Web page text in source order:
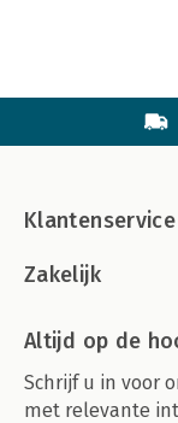
Klantenservice
Zakelijk
Altijd op de
Schrijf u in voor
met relevante